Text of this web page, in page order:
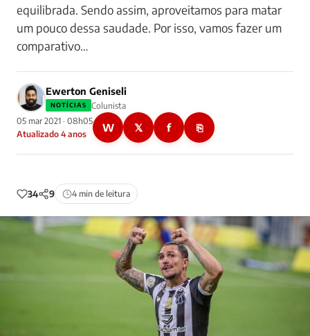
equilibrada. Sendo assim, aproveitamos para matar
um pouco dessa saudade. Por isso, vamos fazer um
comparativo…
Ewerton Geniseli
NOTÍCIAS
Colunista
05 mar 2021 · 08h05
Atualizado 4 anos
W 𝕏 f ⎘
34 9 4 min de leitura